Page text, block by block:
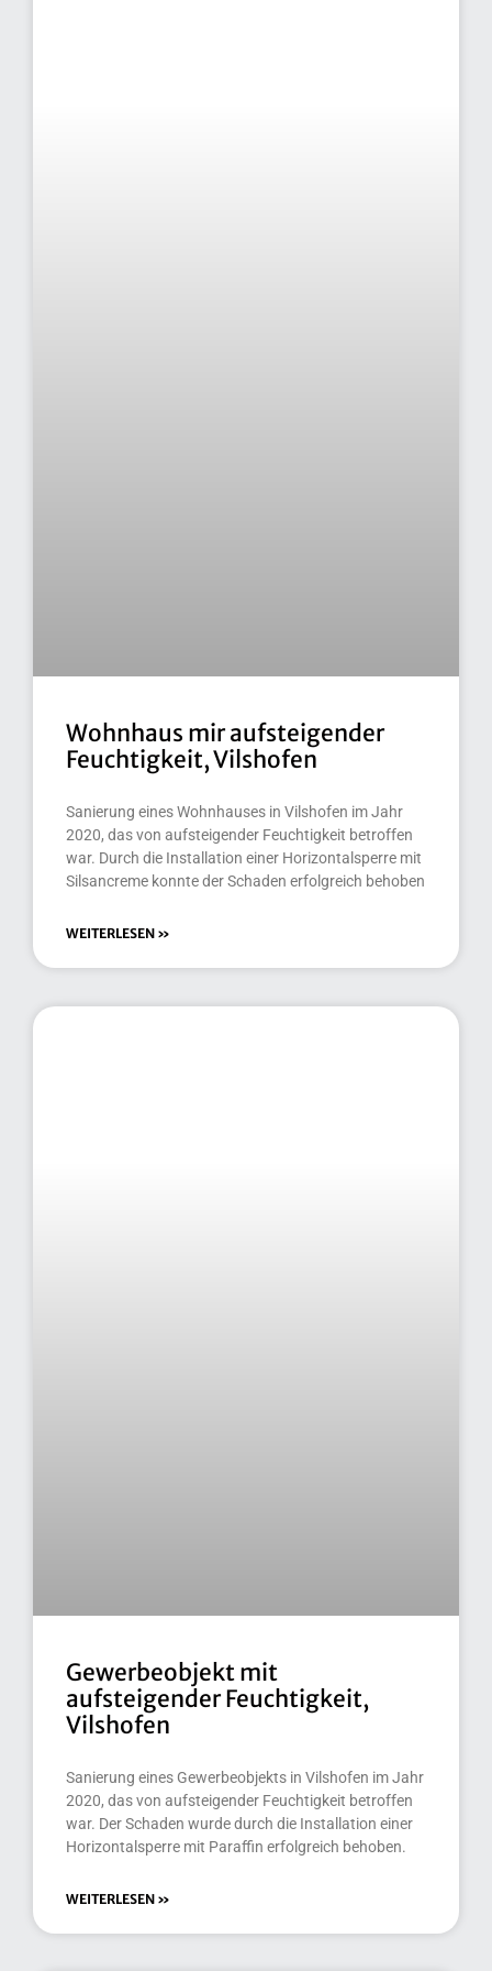
Wohnhaus mir aufsteigender
Feuchtigkeit, Vilshofen
Sanierung eines Wohnhauses in Vilshofen im Jahr
2020, das von aufsteigender Feuchtigkeit betroffen
war. Durch die Installation einer Horizontalsperre mit
Silsancreme konnte der Schaden erfolgreich behoben
WEITERLESEN »
Gewerbeobjekt mit
aufsteigender Feuchtigkeit,
Vilshofen
Sanierung eines Gewerbeobjekts in Vilshofen im Jahr
2020, das von aufsteigender Feuchtigkeit betroffen
war. Der Schaden wurde durch die Installation einer
Horizontalsperre mit Paraffin erfolgreich behoben.
WEITERLESEN »